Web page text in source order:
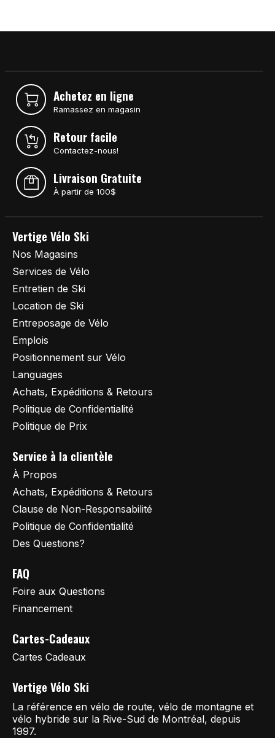
Achetez en ligne
Ramassez en magasin
Retour facile
Contactez-nous!
Livraison Gratuite
À partir de 100$
Vertige Vélo Ski
Nos Magasins
Services de Vélo
Entretien de Ski
Location de Ski
Entreposage de Vélo
Emplois
Positionnement sur Vélo
Languages
Achats, Expéditions & Retours
Politique de Confidentialité
Politique de Prix
Service à la clientèle
À Propos
Achats, Expéditions & Retours
Clause de Non-Responsabilité
Politique de Confidentialité
Des Questions?
FAQ
Foire aux Questions
Financement
Cartes-Cadeaux
Cartes Cadeaux
Vertige Vélo Ski
La référence en vélo de route, vélo de montagne et
vélo hybride sur la Rive-Sud de Montréal, depuis
1997.